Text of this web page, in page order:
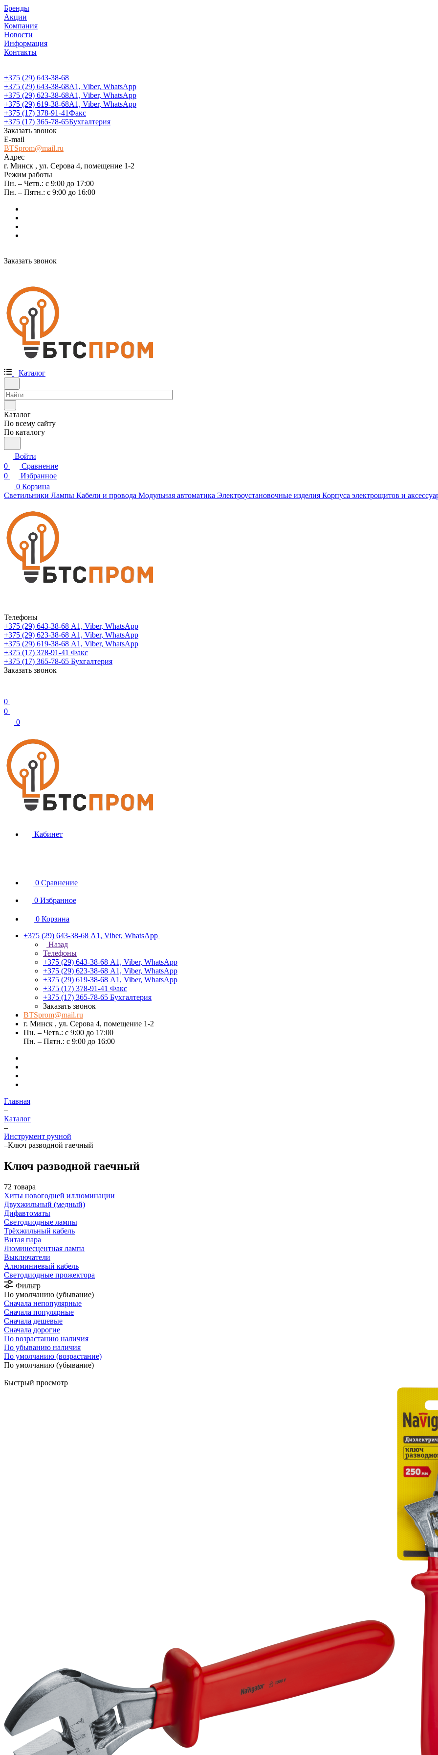
Бренды
Акции
Компания
Новости
Информация
Контакты
+375 (29) 643-38-68
+375 (29) 643-38-68А1, Viber, WhatsApp
+375 (29) 623-38-68А1, Viber, WhatsApp
+375 (29) 619-38-68А1, Viber, WhatsApp
+375 (17) 378-91-41Факс
+375 (17) 365-78-65Бухгалтерия
Заказать звонок
E-mail
BTSprom@mail.ru
Адрес
г. Минск , ул. Серова 4, помещение 1-2
Режим работы
Пн. – Четв.: с 9:00 до 17:00
Пн. – Пятн.: с 9:00 до 16:00
Заказать звонок
Каталог
Каталог
По всему сайту
По каталогу
Войти
0
Сравнение
0
Избранное
0 Корзина
Светильники Лампы Кабели и провода Модульная автоматика Электроустановочные изделия Корпуса электрощитов и
Телефоны
+375 (29) 643-38-68 А1, Viber, WhatsApp
+375 (29) 623-38-68 А1, Viber, WhatsApp
+375 (29) 619-38-68 А1, Viber, WhatsApp
+375 (17) 378-91-41 Факс
+375 (17) 365-78-65 Бухгалтерия
Заказать звонок
0
0
0
Кабинет
0 Сравнение
0 Избранное
0 Корзина
+375 (29) 643-38-68 А1, Viber, WhatsApp
Назад
Телефоны
+375 (29) 643-38-68 А1, Viber, WhatsApp
+375 (29) 623-38-68 А1, Viber, WhatsApp
+375 (29) 619-38-68 А1, Viber, WhatsApp
+375 (17) 378-91-41 Факс
+375 (17) 365-78-65 Бухгалтерия
Заказать звонок
BTSprom@mail.ru
г. Минск , ул. Серова 4, помещение 1-2
Пн. – Четв.: с 9:00 до 17:00
Пн. – Пятн.: с 9:00 до 16:00
Главная
–
Каталог
–
Инструмент ручной
–Ключ разводной гаечный
Ключ разводной гаечный
72 товара
Хиты новогодней иллюминации
Двухжильный (медный)
Дифавтоматы
Светодиодные лампы
Трёхжильный кабель
Витая пара
Люминесцентная лампа
Выключатели
Алюминиевый кабель
Светодиодные прожектора
Фильтр
По умолчанию (убывание)
Сначала непопулярные
Сначала популярные
Сначала дешевые
Сначала дорогие
По возрастанию наличия
По убыванию наличия
По умолчанию (возрастание)
По умолчанию (убывание)
Быстрый просмотр